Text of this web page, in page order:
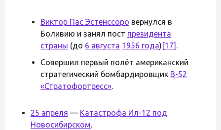
Виктор Пас Эстенссоро вернулся в
Боливию и занял пост президента
страны (до 6 августа 1956 года) [17] .
Совершил первый полёт американский
стратегический бомбардировщик B-52
«Стратофортресс».
25 апреля — Катастрофа Ил-12 под
Новосибирском.